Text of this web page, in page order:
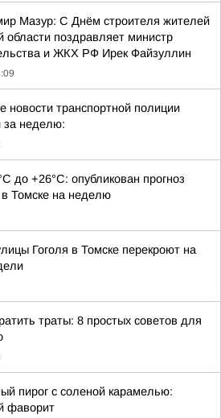
Мазур: С Днём строителя жителей
области поздравляет министр
и ЖКХ РФ Ирек Файзуллин
новости транспортной полиции
за неделю:
до +26°С: опубликован прогноз
в Томске на неделю
Гоголя в Томске перекроют на
траты: 8 простых советов для
пирог с соленой карамелью:
фаворит